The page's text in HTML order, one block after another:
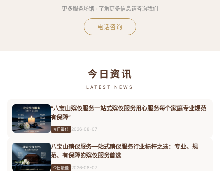
更多服务场馆 · 了解更多信息请咨询我们
电话咨询
今日资讯
LATEST NEWS
“八宝山殡仪服务一站式殡仪服务用心服务每个家庭专业规范
有保障”
今日最佳 2026-08-07
八宝山殡仪服务一站式殡仪服务行业标杆之选：专业、规
范、有保障的殡仪服务首选
今日最佳 2026-08-07